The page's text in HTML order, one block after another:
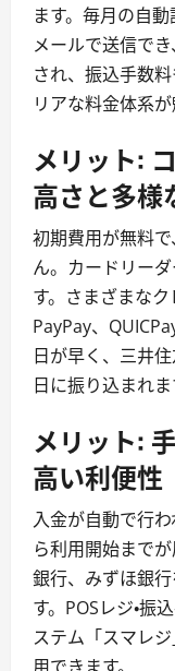
ます。毎月の自
メールで送信で
され、振込手数
リアな料金体系が
メリット:
高さと多様
初期費用が無料
ん。カードリー
す。さまざまなク
PayPay、
日が早く、三井
日に振り込まれま
メリット:
高い利便性
入金が自動で行
ら利用開始まで
銀行、みずほ銀
す。POSレジ・振
ステム「スマレ